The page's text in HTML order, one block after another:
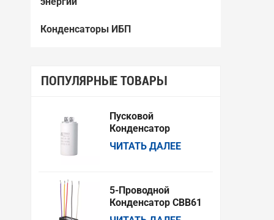
Конденсаторы ИБП
ПОПУЛЯРНЫЕ ТОВАРЫ
Пусковой
Конденсатор
Переменного Тока
CCBB60 Для
ЧИТАТЬ ДАЛЕЕ
5-Проводной
Конденсатор CBB61
Для Двигателей